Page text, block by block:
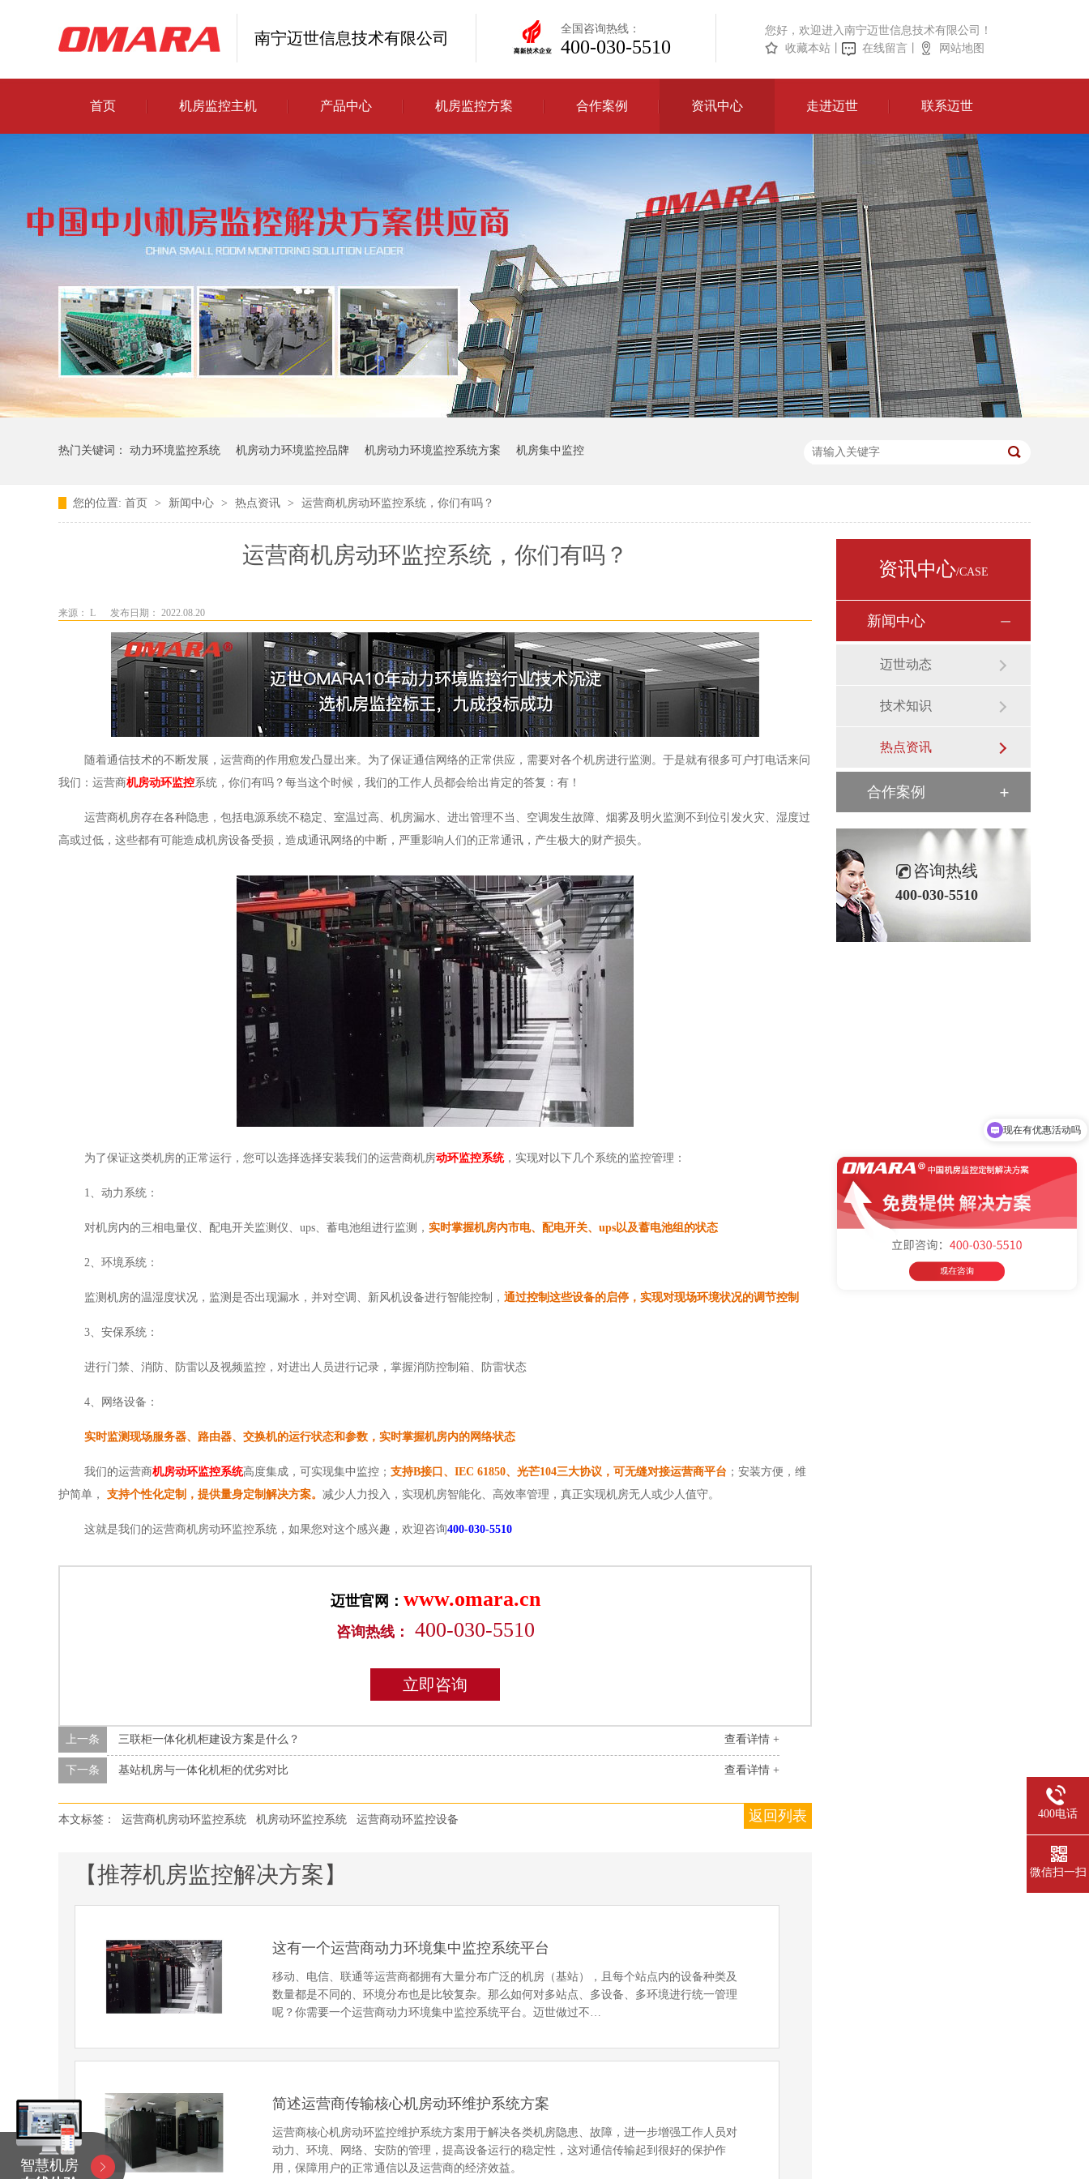
南宁迈世信息技术有限公司
全国咨询热线：
400-030-5510
您好，欢迎进入南宁迈世信息技术有限公司！
收藏本站
在线留言 网站地图
首页 机房监控主机 产品中心 机房监控方案 合作案例 资讯中心 走进迈世 联系迈世
热门关键词： 动力环境监控系统 机房动力环境监控品牌 机房动力环境监控系统方案 机房集中监控
您的位置: 首页 > 新闻中心 > 热点资讯 > 运营商机房动环监控系统，你们有吗？
运营商机房动环监控系统，你们有吗？
来源： L 发布日期： 2022.08.20
随着通信技术的不断发展，运营商的作用愈发凸显出来。为了保证通信网络的正常供应，需要对各个机房进行监测。于是就有很多可户打电话来问
我们：运营商机房动环监控系统，你们有吗？每当这个时候，我们的工作人员都会给出肯定的答复：有！
运营商机房存在各种隐患，包括电源系统不稳定、室温过高、机房漏水、进出管理不当、空调发生故障、烟雾及明火监测不到位引发火灾、湿度过
高或过低，这些都有可能造成机房设备受损，造成通讯网络的中断，严重影响人们的正常通讯，产生极大的财产损失。
为了保证这类机房的正常运行，您可以选择选择安装我们的运营商机房动环监控系统，实现对以下几个系统的监控管理：
1、动力系统：
对机房内的三相电量仪、配电开关监测仪、 ups、蓄电池组进行监测， 实时掌握机房内市电、配电开关、ups以及蓄电池组的状态
2、环境系统：
监测机房的温湿度状况，监测是否出现漏水，并对空调、新风机设备进行智能控制， 通过控制这些设备的启停，实现对现场环境状况的调节控制
3、安保系统：
进行门禁、消防、防雷以及视频监控，对进出人员进行记录，掌握消防控制箱、防雷状态
4、网络设备：
实时监测现场服务器、路由器、交换机的运行状态和参数，实时掌握机房内的网络状态
我们的运营商机房动环监控系统高度集成，可实现集中监控； 支持B接口、IEC 61850、光芒104三大协议，可无缝对接运营商平台 ；安装方便，维
护简单， 支持个性化定制，提供量身定制解决方案。 减少人力投入，实现机房智能化、高效率管理，真正实现机房无人或少人值守。
这就是我们的运营商机房动环监控系统，如果您对这个感兴趣，欢迎咨询400-030-5510
迈世官网： www.omara.cn
咨询热线： 400-030-5510
立即咨询
查看详情 +
上一条 三联柜一体化机柜建设方案是什么？
查看详情 +
下一条 基站机房与一体化机柜的优劣对比
返回列表
本文标签： 运营商机房动环监控系统 机房动环监控系统 运营商动环监控设备
【推荐机房监控解决方案】
这有一个运营商动力环境集中监控系统平台
移动、电信、联通等运营商都拥有大量分布广泛的机房（基站），且每个站点内的设备种类及
数量都是不同的、环境分布也是比较复杂。那么如何对多站点、多设备、多环境进行统一管理
呢？你需要一个运营商动力环境集中监控系统平台。迈世做过不…
简述运营商传输核心机房动环维护系统方案
运营商核心机房动环监控维护系统方案用于解决各类机房隐患、故障，进一步增强工作人员对
动力、环境、网络、安防的管理，提高设备运行的稳定性，这对通信传输起到很好的保护作
用，保障用户的正常通信以及运营商的经济效益。
资讯中心/CASE
新闻中心
迈世动态
技术知识
热点资讯
合作案例
咨询热线
400-030-5510
智慧机房
400电话
微信扫一扫
可以介绍下你们的产品么